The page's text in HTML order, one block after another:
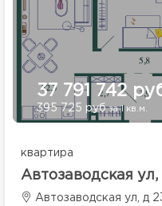
37 791 742
395 725 рубза 1 кв.м.
квартира
Автозаводская ул,
Автозаводская ул, д